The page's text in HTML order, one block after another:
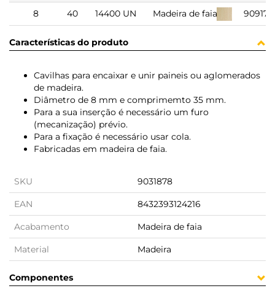
8 40 14400 UN Madeira de faia
Características do produto
Cavilhas para encaixar e unir paineis ou aglomerados
de madeira.
Diâmetro de 8 mm e comprimemto 35 mm.
Para a sua inserção é necessário um furo
(mecanização) prévio.
Para a fixação é necessário usar cola.
Fabricadas em madeira de faia.
SKU 9031878
EAN 8432393124216
Acabamento Madeira de faia
Material Madeira
Componentes